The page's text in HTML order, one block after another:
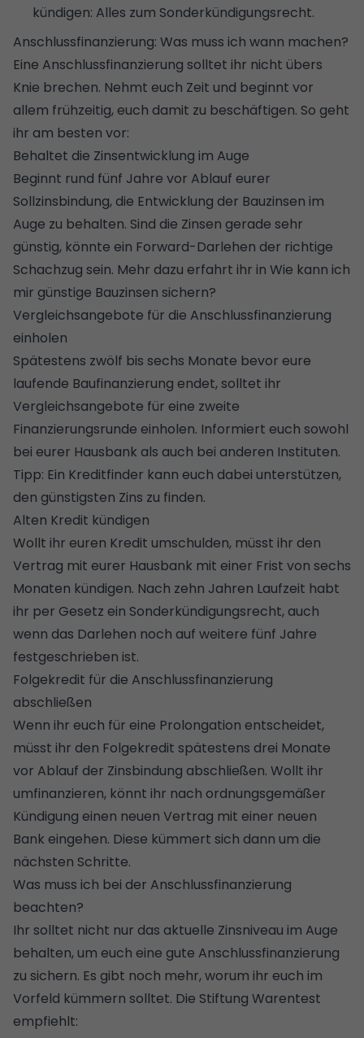
kündigen: Alles zum Sonderkündigungsrecht.
Anschlussfinanzierung: Was muss ich wann machen?
Eine Anschlussfinanzierung solltet ihr nicht übers
Knie brechen. Nehmt euch Zeit und beginnt vor
allem frühzeitig, euch damit zu beschäftigen. So geht
ihr am besten vor:
Behaltet die Zinsentwicklung im Auge
Beginnt rund fünf Jahre vor Ablauf eurer
Sollzinsbindung, die Entwicklung der Bauzinsen im
Auge zu behalten. Sind die Zinsen gerade sehr
günstig, könnte ein Forward-Darlehen der richtige
Schachzug sein. Mehr dazu erfahrt ihr in Wie kann ich
mir günstige Bauzinsen sichern?
Vergleichsangebote für die Anschlussfinanzierung
einholen
Spätestens zwölf bis sechs Monate bevor eure
laufende Baufinanzierung endet, solltet ihr
Vergleichsangebote für eine zweite
Finanzierungsrunde einholen. Informiert euch sowohl
bei eurer Hausbank als auch bei anderen Instituten.
Tipp: Ein Kreditfinder kann euch dabei unterstützen,
den günstigsten Zins zu finden.
Alten Kredit kündigen
Wollt ihr euren Kredit umschulden, müsst ihr den
Vertrag mit eurer Hausbank mit einer Frist von sechs
Monaten kündigen. Nach zehn Jahren Laufzeit habt
ihr per Gesetz ein Sonderkündigungsrecht, auch
wenn das Darlehen noch auf weitere fünf Jahre
festgeschrieben ist.
Folgekredit für die Anschlussfinanzierung
abschließen
Wenn ihr euch für eine Prolongation entscheidet,
müsst ihr den Folgekredit spätestens drei Monate
vor Ablauf der Zinsbindung abschließen. Wollt ihr
umfinanzieren, könnt ihr nach ordnungsgemäßer
Kündigung einen neuen Vertrag mit einer neuen
Bank eingehen. Diese kümmert sich dann um die
nächsten Schritte.
Was muss ich bei der Anschlussfinanzierung
beachten?
Ihr solltet nicht nur das aktuelle Zinsniveau im Auge
behalten, um euch eine gute Anschlussfinanzierung
zu sichern. Es gibt noch mehr, worum ihr euch im
Vorfeld kümmern solltet. Die Stiftung Warentest
empfiehlt: